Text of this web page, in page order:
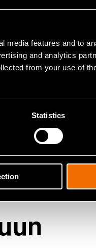
media features and to
and analytics
from your use of
Statistics
Ota yhteyttä